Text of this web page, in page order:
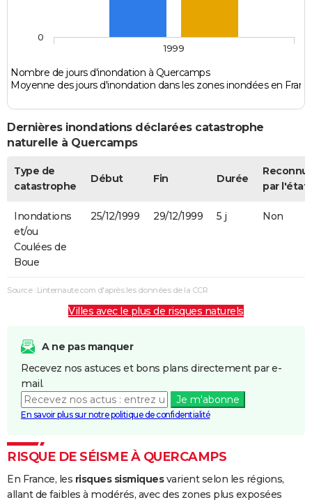
Nombre de jours d'inondation à Quercamps
Moyenne des jours d'inondation dans les zones inondées en
1999
0
Dernières inondations déclarées catastrophe
naturelle à Quercamps
Type de
catastrophe
Début Fin Durée
par l'état
Inondations
et/ou
Coulées de
Boue
25/12/1999 29/12/1999 5 j Non
Source : Linternaute.com d'après les données de la CCR
Villes avec le plus de risques naturels
A ne pas manquer
Recevez nos astuces et bons plans directement par e-
mail.
Je m'abonne
En savoir plus sur notre politique de confidentialité
RISQUE DE SÉISME À QUERCAMPS
En France, les risques sismiquesvarient selon les régions,
allant de faibles à modérés, avec des zones plus exposées